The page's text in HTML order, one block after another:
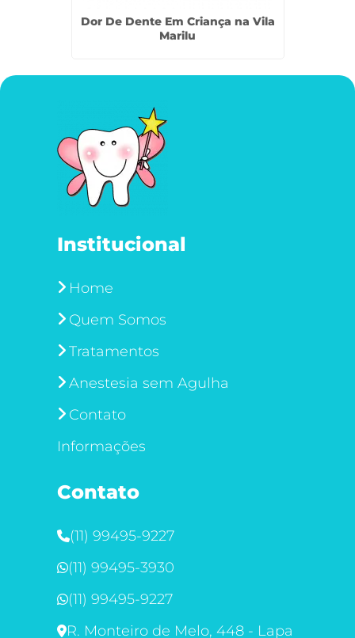
Dor De Dente Em Criança na Vila
Marilu
Institucional
Home
Quem Somos
Tratamentos
Anestesia sem Agulha
Contato
Informações
Contato
(11) 99495-9227
(11) 99495-3930
(11) 99495-9227
R. Monteiro de Melo, 448 - Lapa